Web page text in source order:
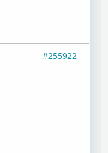
#255922